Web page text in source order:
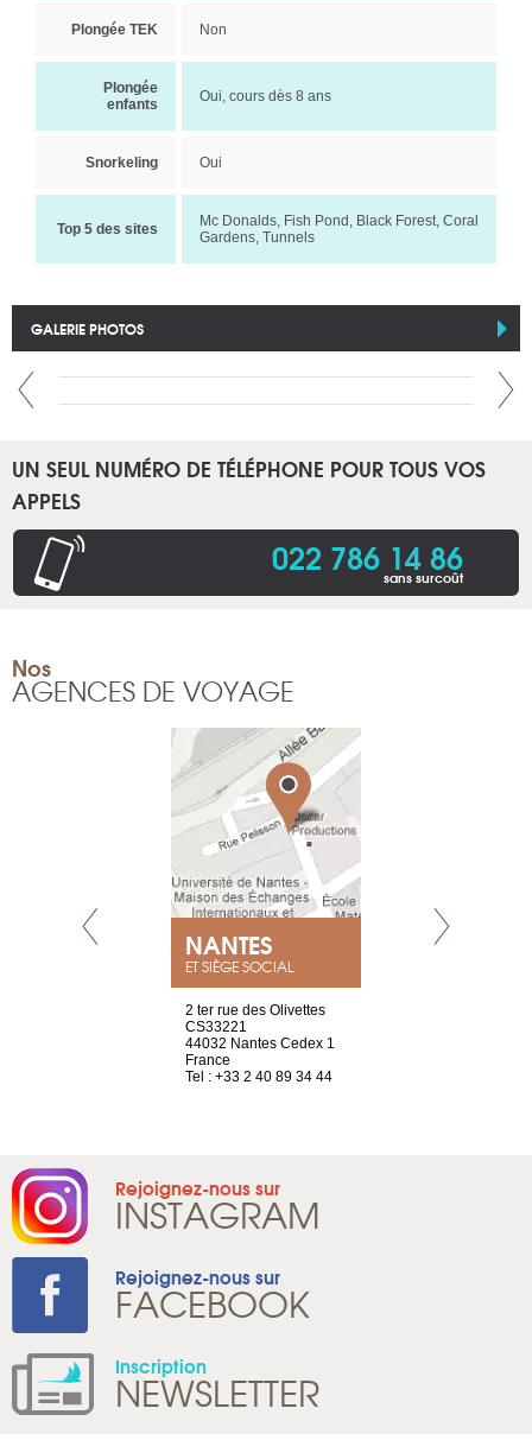
Plongée TEK Non
Plongée
enfants
Oui, cours dès 8 ans
Snorkeling Oui
Top 5 des sites
Mc Donalds, Fish Pond, Black Forest, Coral
Gardens, Tunnels
GALERIE PHOTOS
UN SEUL NUMÉRO DE TÉLÉPHONE POUR TOUS VOS
APPELS
022 786 14 86
sans surcoût
Nos
AGENCES DE VOYAGE
NANTES
ET SIÈGE SOCIAL
2 ter rue des Olivettes
CS33221
44032 Nantes Cedex 1
France
Tel : +33 2 40 89 34 44
Rejoignez-nous sur
INSTAGRAM
Rejoignez-nous sur
FACEBOOK
Inscription
NEWSLETTER